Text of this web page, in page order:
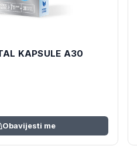
KAPSULE A30
Obavijesti me